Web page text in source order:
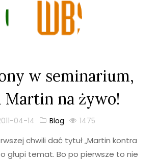
w seminarium,
Martin na żywo!
04-14 Blog 1475
chwili dać tytuł „Martin kontra
głupi temat. Bo po pierwsze to nie